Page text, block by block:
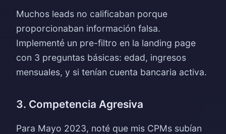
Muchos leads no calificaban porque
proporcionaban información falsa.
Implementé un pre-filtro en la landing page
con 3 preguntas básicas: edad, ingresos
mensuales, y si tenían cuenta bancaria activa.
3. Competencia Agresiva
Para Mayo 2023, noté que mis CPMs subían